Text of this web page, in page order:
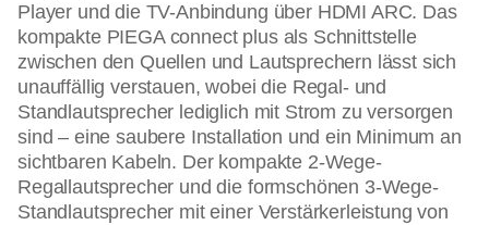
Player und die TV-Anbindung über HDMI ARC. Das
kompakte PIEGA connect plus als Schnittstelle
zwischen den Quellen und Lautsprechern lässt sich
unauffällig verstauen, wobei die Regal- und
Standlautsprecher lediglich mit Strom zu versorgen
sind – eine saubere Installation und ein Minimum an
sichtbaren Kabeln. Der kompakte 2-Wege-
Regallautsprecher und die formschönen 3-Wege-
Standlautsprecher mit einer Verstärkerleistung von